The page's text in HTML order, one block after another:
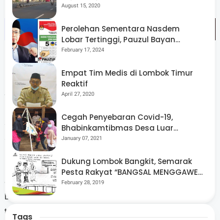
Selain melakukan sidak ke rumah sakit, Wakil Bupati juga
melakukan kunjungan ke sejumlah pelayanan publik
seperti dukcapil, perizinan dan kantor camat lembar
sekaligus memantau musrenbang tingkat kecamatan.
Langkah langkah yang dilakukan oleh Bupati dan Wakil
Bupati Lobar untuk mempercepat gerak Lombok Barat
dalam pembangunan sehingga visi misi mewujudkan
Lombok Barat maju, mandiri dan berkeadilan dapat
terwujud. (Red)
Menggelorakan Kemerdekaan
August 15, 2020
Perolehan Sementara Nasdem
Lobar Tertinggi, Pauzul Bayan
Berpeluang “Rebut” Kursi Dapil 3
February 17, 2024
Empat Tim Medis di Lombok Timur
Reaktif
April 27, 2020
Cegah Penyebaran Covid-19,
Bhabinkamtibmas Desa Luar
Pantau Kegiatan Posyandu
January 07, 2021
Dukung Lombok Bangkit, Semarak
Pesta Rakyat “BANGSAL MENGGAWE”
Kembali Digelar Para Seniman Di
February 28, 2019
Tags